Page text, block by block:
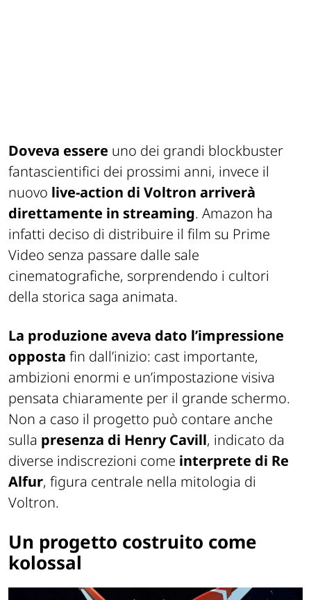
Doveva essere uno dei grandi blockbuster
fantascientifici dei prossimi anni, invece il
nuovo live-action di Voltron arriverà
direttamente in streaming. Amazon ha
infatti deciso di distribuire il film su Prime
Video senza passare dalle sale
cinematografiche, sorprendendo i cultori
della storica saga animata.
La produzione aveva dato l’impressione
opposta fin dall’inizio: cast importante,
ambizioni enormi e un’impostazione visiva
pensata chiaramente per il grande schermo.
Non a caso il progetto può contare anche
sulla presenza di Henry Cavill, indicato da
diverse indiscrezioni come interprete di Re
Alfur, figura centrale nella mitologia di
Voltron.
Un progetto costruito come
kolossal